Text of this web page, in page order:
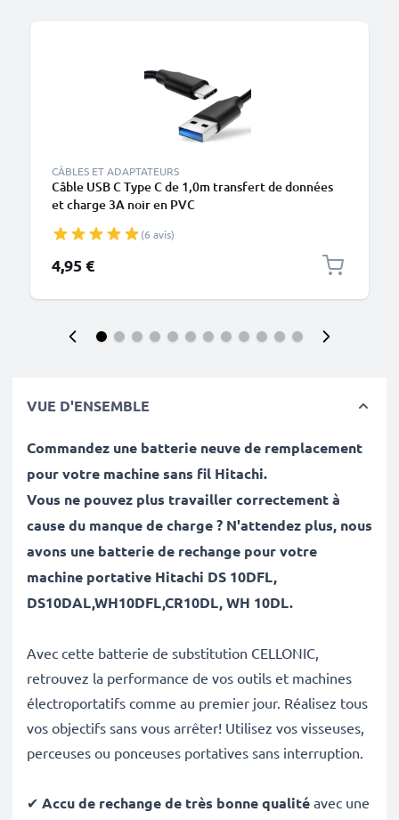
CÂBLES ET ADAPTATEURS
Câble USB C Type C de 1,0m transfert de données
et charge 3A noir en PVC
(6 avis)
4,95 €
VUE D'ENSEMBLE
Commandez une batterie neuve de remplacement
pour votre machine sans fil Hitachi.
Vous ne pouvez plus travailler correctement à
cause du manque de charge ? N'attendez plus, nous
avons une batterie de rechange pour votre
machine portative Hitachi DS 10DFL,
DS10DAL,WH10DFL,CR10DL, WH 10DL.
Avec cette batterie de substitution CELLONIC,
retrouvez la performance de vos outils et machines
électroportatifs comme au premier jour. Réalisez tous
vos objectifs sans vous arrêter! Utilisez vos visseuses,
perceuses ou ponceuses portatives sans interruption.
✔ Accu de rechange de très bonne qualité avec une